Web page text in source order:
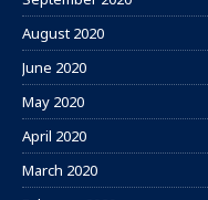
August 2020
June 2020
May 2020
April 2020
March 2020